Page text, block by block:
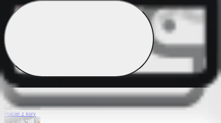
Pościel Dual Feel
Pościel z gładkiej bawełny
Pościel z kory